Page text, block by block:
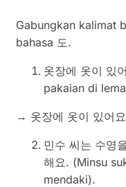
Gabungkan kalimat
bahasa 도.
옷장에 옷이 있
pakaian di
→ 옷장에 옷이 있어
민수 씨는 수영
해요. (Minsu
mendaki).